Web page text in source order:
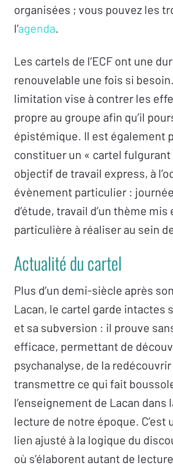
organisées ; vous pouvez les
l’agenda.
Les cartels de l’ECF ont une
renouvelable une fois si
limitation vise à contrer les
propre au groupe afin qu’il
épistémique. Il est également
constituer un « cartel fulgurant
objectif de travail express, à
évènement particulier :
d’étude, travail d’un thème
particulière à réaliser au sein
Actualité du cartel
Plus d’un demi-siècle après
Lacan, le cartel garde intactes
et sa subversion : il prouve
efficace, permettant de
psychanalyse, de la
transmettre ce qui fait
l’enseignement de Lacan dans
lecture de notre époque. C’est
lien ajusté à la logique du
où s’élaborent autant de